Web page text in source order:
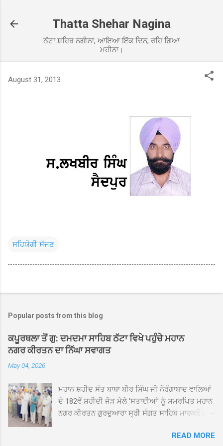
Thatta Shehar Nagina
ਠੱਟਾ ਸ਼ਹਿਰ ਨਗੀਨਾ, ਆਇਆ ਇੱਕ ਦਿਨ, ਰਹਿ ਗਿਆ
ਮਹੀਨਾ।
August 31, 2013
ਸਹਿਯੋਗੀ ਸੱਜਣ
Popular posts from this blog
ਕਪੂਰਥਲਾ ਤੋਂ ਗੁ: ਦਮਦਮਾ ਸਾਹਿਬ ਠੱਟਾ ਵਿਖੇ ਪਹੁੰਚੇ ਮਹਾਨ
ਨਗਰ ਕੀਰਤਨ ਦਾ ਨਿੱਘਾ ਸਵਾਗਤ
May 04, 2026
ਮਹਾਨ ਸ਼ਹੀਦ ਸੰਤ ਬਾਬਾ ਬੀਰ ਸਿੰਘ ਜੀ ਨੌਰੰਗਾਬਾਦ ਵਾਲਿਆਂ
ਦੇ 182ਵੇਂ ਸ਼ਹੀਦੀ ਜੋੜ ਮੇਲੇ 'ਸਤਾਈਆਂ' ਨੂੰ ਸਮਰਪਿਤ ਮਹਾਨ
ਨਗਰ ਕੀਰਤਨ ਗੁਰਦੁਆਰਾ ਸ੍ਰੀ ਸੰਗਤ ਸਾਹਿਬ ਮਾਰਕਫੈੱਡ
ਸਰਪ੍ਰਸਤੀ ਹੇਠ, ਪੰਜ ਪਿਆਰਿਆਂ ਦੀ ਅਗਵਾਈ ਵਿੱਚ
READ MORE